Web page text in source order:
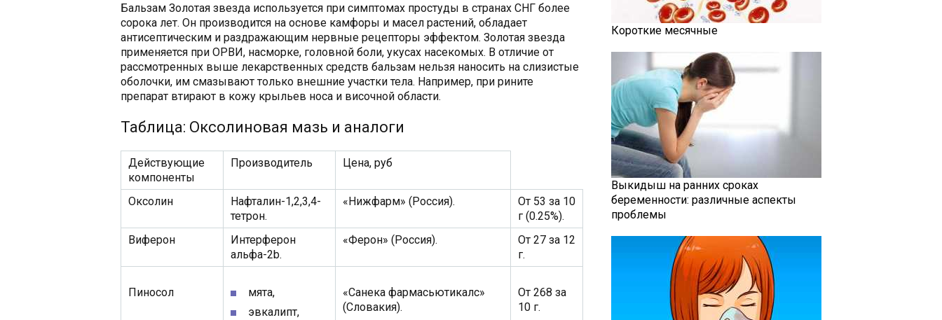
Бальзам Золотая звезда используется при симптомах простуды в странах СНГ более
сорока лет. Он производится на основе камфоры и масел растений, обладает
антисептическим и раздражающим нервные рецепторы эффектом. Золотая звезда
применяется при ОРВИ, насморке, головной боли, укусах насекомых. В отличие от
рассмотренных выше лекарственных средств бальзам нельзя наносить на слизистые
оболочки, им смазывают только внешние участки тела. Например, при рините
препарат втирают в кожу крыльев носа и височной области.
Таблица: Оксолиновая мазь и аналоги
Действующие
компоненты
Производитель Цена, руб
Оксолин
Нафталин-1,2,3,4-
тетрон.
«Нижфарм» (Россия).
От 53 за 10
г (0.25%).
Виферон
Интерферон
альфа-2b.
«Ферон» (Россия).
От 27 за 12
г.
Пиносол
мята,
эвкалипт,
«Санека фармасьютикалс»
(Словакия).
От 268 за
10 г.
Короткие месячные
Выкидыш на ранних сроках
беременности: различные аспекты
проблемы